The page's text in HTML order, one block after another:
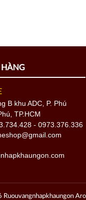
HÀNG
B khu ADC, P. Phú
TP.HCM
- 0973.376.336